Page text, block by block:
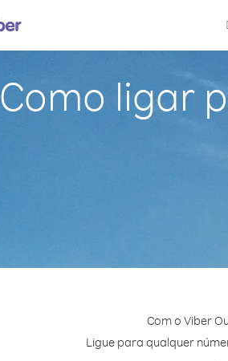
Como ligar
Com o Viber
Ligue para qualquer